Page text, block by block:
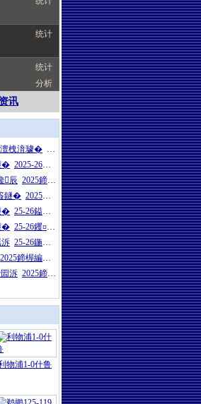
统计
统计
分析
讯
栧湇璩� 浜炴床鍗€澶栧湇璩�
� 2025-26姝愭渻鐩�
辰 2025鍗楃編鑷敱鐩�
鐩� 2025闈炴床鍦嬪鐩�
� 25-26鎰忓ぇ鍒╃泝
� 25-26钁¤悇鐗欑泝
泝 25-26鍦熻€冲叾鐩�
2025鍗楃編娲茬悆鏈冪泝
泝 2025鍗楅煋瓒崇附鐩�
物浦1-0什鲁